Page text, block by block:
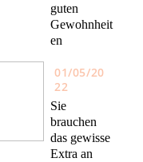
guten
Gewohnheit
en
01/05/20
22
Sie
brauchen
das gewisse
Extra an